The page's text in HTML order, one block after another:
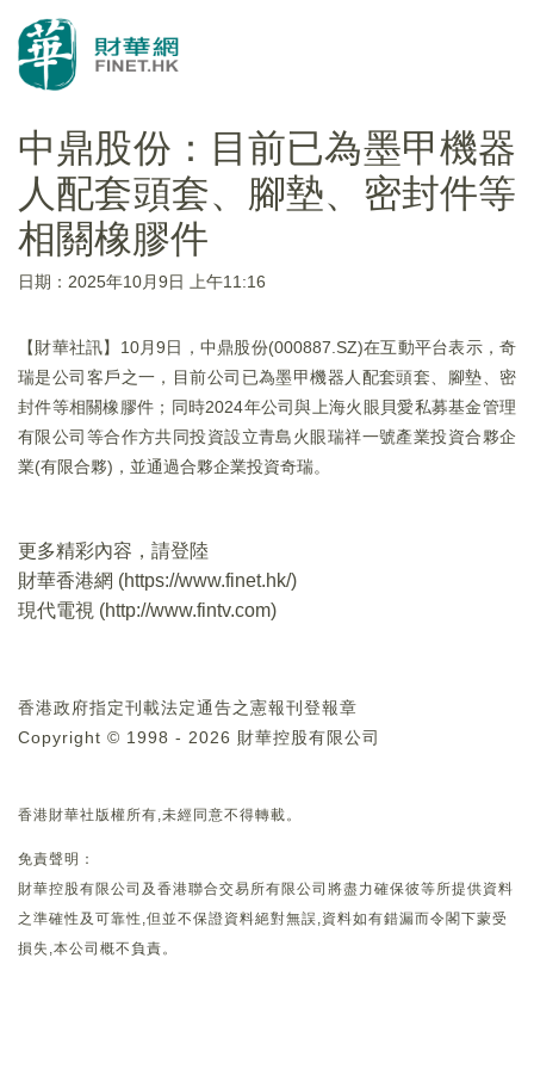
中鼎股份：目前已為墨甲機器
人配套頭套、腳墊、密封件等
相關橡膠件
日期：2025年10月9日 上午11:16
【財華社訊】10月9日，中鼎股份(000887.SZ)在互動平台表示，奇
瑞是公司客戶之一，目前公司已為墨甲機器人配套頭套、腳墊、密
封件等相關橡膠件；同時2024年公司與上海火眼貝愛私募基金管理
有限公司等合作方共同投資設立青島火眼瑞祥一號產業投資合夥企
業(有限合夥)，並通過合夥企業投資奇瑞。
更多精彩內容，請登陸
財華香港網 (https://www.finet.hk/)
現代電視 (http://www.fintv.com)
香港政府指定刊載法定通告之憲報刊登報章
Copyright © 1998 - 2026 財華控股有限公司
香港財華社版權所有,未經同意不得轉載。
免責聲明：
財華控股有限公司及香港聯合交易所有限公司將盡力確保彼等所提供資料
之準確性及可靠性,但並不保證資料絕對無誤,資料如有錯漏而令閣下蒙受
損失,本公司概不負責。